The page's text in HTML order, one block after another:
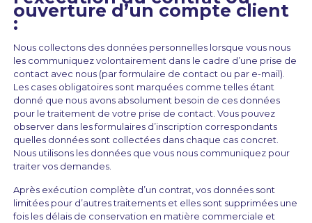
ouverture d’un compte client
:
Nous collectons des données personnelles lorsque vous nous
les communiquez volontairement dans le cadre d’une prise de
contact avec nous (par formulaire de contact ou par e-mail).
Les cases obligatoires sont marquées comme telles étant
donné que nous avons absolument besoin de ces données
pour le traitement de votre prise de contact. Vous pouvez
observer dans les formulaires d’inscription correspondants
quelles données sont collectées dans chaque cas concret.
Nous utilisons les données que vous nous communiquez pour
traiter vos demandes.
Après exécution complète d’un contrat, vos données sont
limitées pour d’autres traitements et elles sont supprimées une
fois les délais de conservation en matière commerciale et